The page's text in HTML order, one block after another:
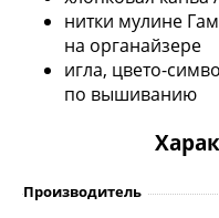
нитки мулине
на органайзере
игла, цвето-
по вышиванию
Производитель